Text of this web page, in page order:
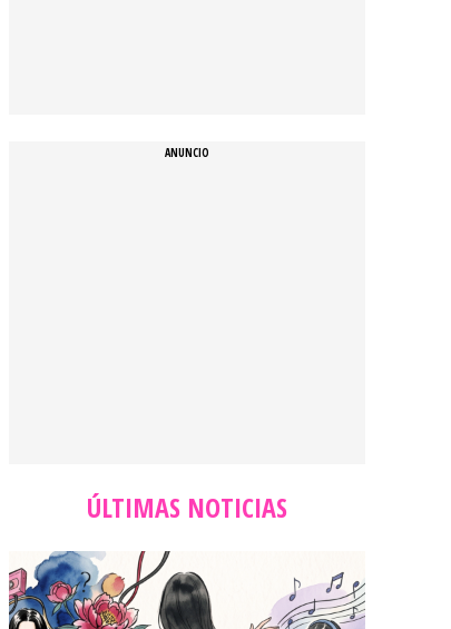
ÚLTIMAS NOTICIAS